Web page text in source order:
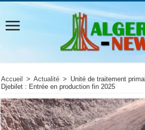
Accueil > Actualité > Unité de traitement
Djebilet : Entrée en production fin 2025